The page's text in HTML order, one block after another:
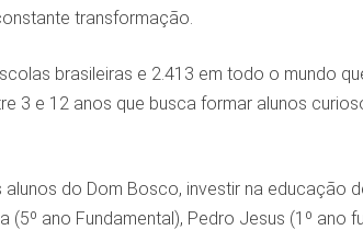
transformação.
brasileiras e 2.413 em todo o mundo
3 e 12 anos que busca formar alunos
do Dom Bosco, investir na educação
ano Fundamental), Pedro Jesus (1º ano